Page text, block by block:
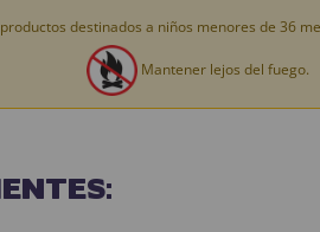
destinados a niños menores de 36
Mantener lejos del fuego.